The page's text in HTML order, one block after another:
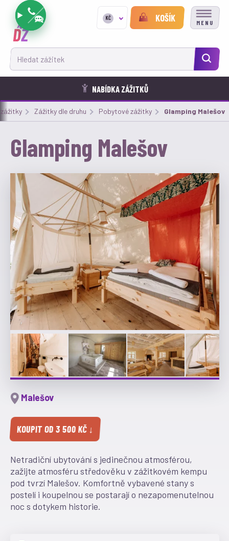
KČ KOŠÍK MENU
Hledat zážitek
NABÍDKA ZÁŽITKŮ
Zážitky dle druhu Pobytové zážitky Aktuální:
Glamping Malešov
Glamping Malešov
Malešov
KOUPIT OD 3 500 KČ ↓
Netradiční ubytování s jedinečnou atmosférou,
zažijte atmosféru středověku v zážitkovém kempu
pod tvrzí Malešov. Komfortně vybavené stany s
postelí i koupelnou se postarají o nezapomenutelnou
noc s dotykem historie.